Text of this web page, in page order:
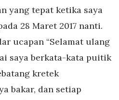
yang tepat ketika saya
28 Maret 2017 nanti.
ucapan “Selamat ulang
saya berkata-kata puitik
kretek
bakar, dan setiap